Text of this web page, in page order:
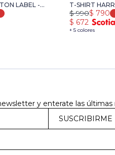
LABEL -
T-SHIRT
VERDE
+ 5 colores
$ 790
$ 990
$ 672
y enterate las últimas
SUSCRIBIRME